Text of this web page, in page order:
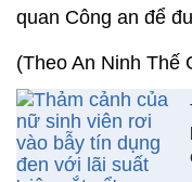
quan Công an để
(Theo An Ninh Thế